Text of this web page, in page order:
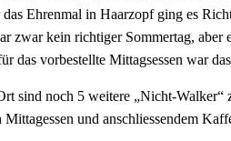
Ehrenmal in Haarzopf ging es
zwar kein richtiger Sommertag, aber
das vorbestellte Mittagsessen war
sind noch 5 weitere „Nicht-Walker“
Mittagessen und anschliessendem